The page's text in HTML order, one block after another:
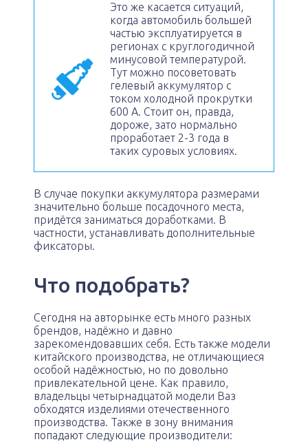
Это же касается ситуаций,
когда автомобиль большей
частью эксплуатируется в
регионах с круглогодичной
минусовой температурой.
Тут можно посоветовать
гелевый аккумулятор с
током холодной прокрутки
600 А. Стоит он, правда,
дороже, зато нормально
проработает 2-3 года в
таких суровых условиях.
В случае покупки аккумулятора размерами
значительно больше посадочного места,
придётся заниматься доработками. В
частности, устанавливать дополнительные
фиксаторы.
Что подобрать?
Сегодня на авторынке есть много разных
брендов, надёжно и давно
зарекомендовавших себя. Есть также модели
китайского производства, не отличающиеся
особой надёжностью, но по довольно
привлекательной цене. Как правило,
владельцы четырнадцатой модели Ваз
обходятся изделиями отечественного
производства. Также в зону внимания
попадают следующие производители: